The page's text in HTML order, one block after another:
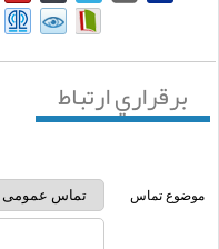
برقراري ارتباط
موضوع تماس